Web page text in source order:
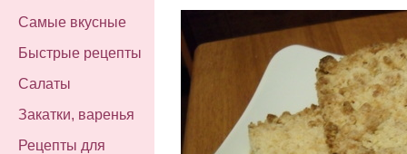
Самые вкусные
Быстрые рецепты
Салаты
Закатки, варенья
Рецепты для